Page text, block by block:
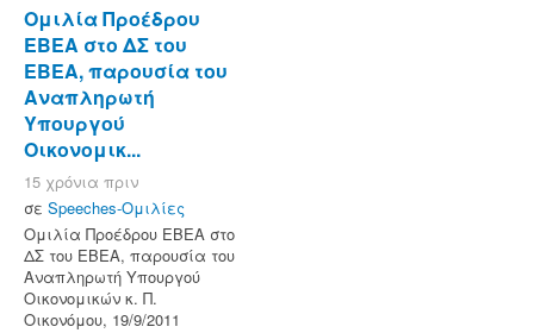
Ομιλία Προέδρου
ΕΒΕΑ στο ΔΣ του
ΕΒΕΑ, παρουσία του
Αναπληρωτή
Υπουργού
Οικονομικ...
15 χρόνια πριν
σε Speeches-Ομιλίες
Ομιλία Προέδρου ΕΒΕΑ στο
ΔΣ του ΕΒΕΑ, παρουσία του
Αναπληρωτή Υπουργού
Οικονομικών κ. Π.
Οικονόμου, 19/9/2011